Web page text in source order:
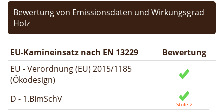
Bewertung von Emissionsdaten und Wirkungsgrad
Holz
EU-Kamineinsatz nach EN 13229
Bewertung
EU - Verordnung (EU) 2015/1185
(Ökodesign)
D - 1.BImSchV